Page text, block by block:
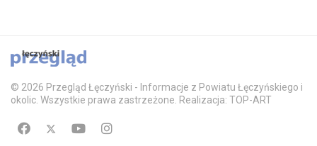
© 2026 Przegląd Łęczyński - Informacje z Powiatu Łęczyńskiego i
okolic. Wszystkie prawa zastrzeżone. Realizacja: TOP-ART